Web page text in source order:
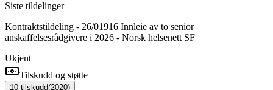
Siste tildelinger
Kontraktstildeling - 26/01916 Innleie av to senior
anskaffelsesrådgivere i 2026 - Norsk helsenett SF
Ukjent
Tilskudd og støtte
10 tilskudd(2020)